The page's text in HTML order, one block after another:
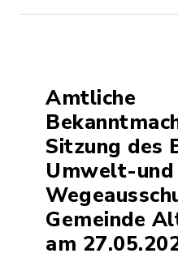
Amtliche
Sitzung des
Umwelt-und
Gemeinde
am